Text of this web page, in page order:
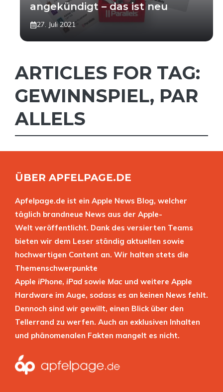
angekündigt – das ist neu
27. Juli 2021
ARTICLES FOR TAG:
GEWINNSPIEL, PAR
ALLELS
ÜBER APFELPAGE.DE
Apfelpage.de ist ein Apple News Blog, welcher
täglich brandneue News aus der Apple-
Welt veröffentlicht. Dank des versierten Teams
bieten wir dem Leser ständig aktuellen sowie
hochwertigen Content an. Wir halten stets die
Themenschwerpunkte
Apple iPhone, iPad sowie Mac und weitere Apple
Hardware im Auge, sodass es an keinen News fehlt.
Dennoch sind wir gewillt, einen Blick über den
Tellerrand zu werfen. Auch an exklusiven Inhalten
und phänomenalen Fakten mangelt es nicht.